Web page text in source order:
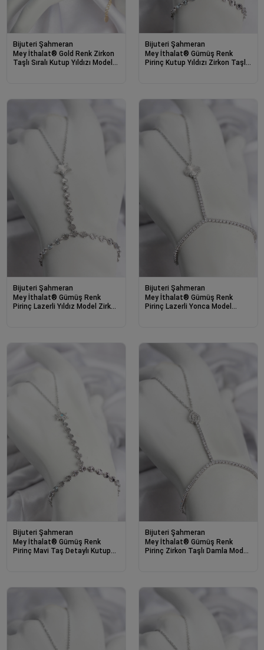
Bijuteri Şahmeran
Mey İthalat® Gold Renk Zirkon
Taşlı Sıralı Kutup Yıldızı Model
Bijuteri Şahmeran
Mey İthalat® Gümüş Renk
Pirinç Kutup Yıldızı Zirkon Taşlı
Bijuteri Şahmeran
Mey İthalat® Gümüş Renk
Pirinç Lazerli Yıldız Model Zirkon
Bijuteri Şahmeran
Mey İthalat® Gümüş Renk
Pirinç Lazerli Yonca Model
Bijuteri Şahmeran
Mey İthalat® Gümüş Renk
Pirinç Mavi Taş Detaylı Kutup
Bijuteri Şahmeran
Mey İthalat® Gümüş Renk
Pirinç Zirkon Taşlı Damla Model